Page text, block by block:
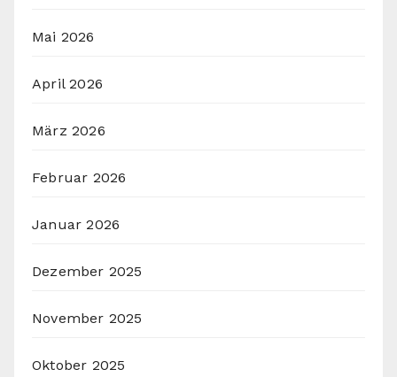
Mai 2026
April 2026
März 2026
Februar 2026
Januar 2026
Dezember 2025
November 2025
Oktober 2025